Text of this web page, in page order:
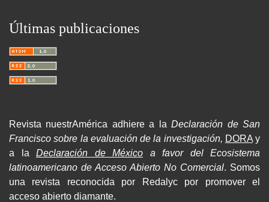
Últimas publicaciones
Revista nuestrAmérica adhiere a laDeclaración de San
Francisco sobre la evaluación de la investigación, DORAy
a la Declaración de México a favor del Ecosistema
latinoamericano de Acceso Abierto No Comercial. Somos
una revista reconocida por Redalyc por promover el
acceso abierto diamante.